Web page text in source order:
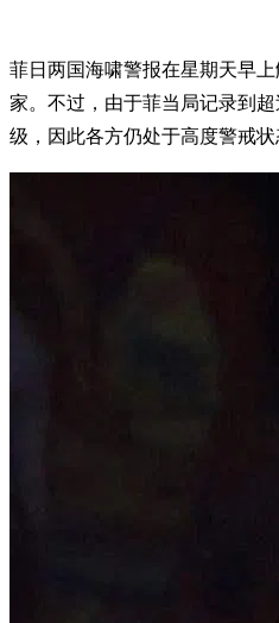
菲日两国海啸警报在星期天早
家。不过，由于菲当局记录到
级，因此各方仍处于高度警戒状